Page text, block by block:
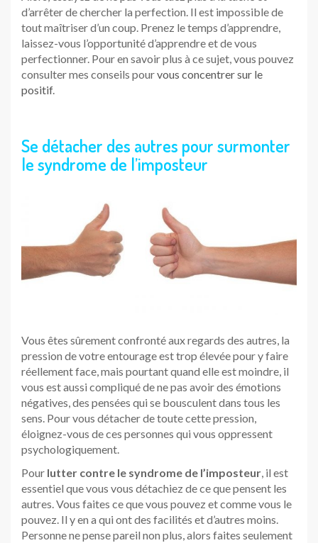
d’arrêter de chercher la perfection. Il est impossible de
tout maîtriser d’un coup. Prenez le temps d’apprendre,
laissez-vous l’opportunité d’apprendre et de vous
perfectionner. Pour en savoir plus à ce sujet, vous pouvez
consulter mes conseils pourvous concentrer sur le
positif.
Se détacher des autres pour surmonter
le syndrome de l’imposteur
Vous êtes sûrement confronté aux regards des autres, la
pression de votre entourage est trop élevée pour y faire
réellement face, mais pourtant quand elle est moindre, il
vous est aussi compliqué de ne pas avoir des émotions
négatives, des pensées qui se bousculent dans tous les
sens. Pour vous détacher de toute cette pression,
éloignez-vous de ces personnes qui vous oppressent
psychologiquement.
Pour lutter contre le syndrome de l’imposteur, il est
essentiel que vous vous détachiez de ce que pensent les
autres. Vous faites ce que vous pouvez et comme vous le
pouvez. Il y en a qui ont des facilités et d’autres moins.
Personne ne pense pareil non plus, alors faites seulement